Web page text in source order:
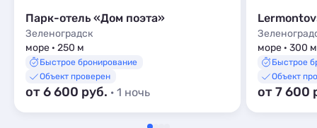
Парк-отель «Дом поэта»
Зеленоградск
море · 250 м
Быстрое бронирование
Объект проверен
от 6 600 руб. · 1 ночь
море · 300 м
Быстрое
Объект
от 7 600